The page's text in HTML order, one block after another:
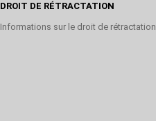
DROIT DE RÉTRACTATION
Informations sur le droit de rétractation